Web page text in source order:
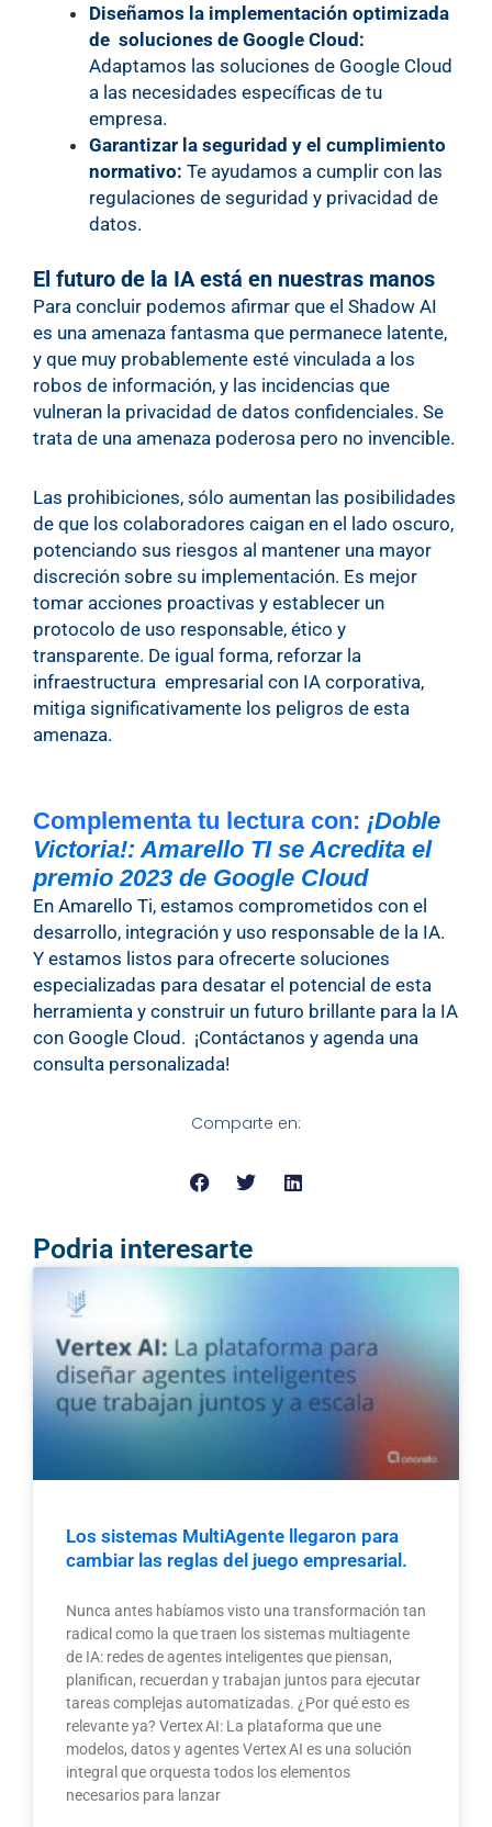
Diseñamos la implementación optimizada
de soluciones de Google Cloud:
Adaptamos las soluciones de Google Cloud
a las necesidades específicas de tu
empresa.
Garantizar la seguridad y el cumplimiento
normativo: Te ayudamos a cumplir con las
regulaciones de seguridad y privacidad de
datos.
El futuro de la IA está en nuestras manos
Para concluir podemos afirmar que el Shadow AI
es una amenaza fantasma que permanece latente,
y que muy probablemente esté vinculada a los
robos de información, y las incidencias que
vulneran la privacidad de datos confidenciales. Se
trata de una amenaza poderosa pero no invencible.
Las prohibiciones, sólo aumentan las posibilidades
de que los colaboradores caigan en el lado oscuro,
potenciando sus riesgos al mantener una mayor
discreción sobre su implementación. Es mejor
tomar acciones proactivas y establecer un
protocolo de uso responsable, ético y
transparente. De igual forma, reforzar la
infraestructura empresarial con IA corporativa,
mitiga significativamente los peligros de esta
amenaza.
Complementa tu lectura con: ¡Doble
Victoria!: Amarello TI se Acredita el
premio 2023 de Google Cloud
En Amarello Ti, estamos comprometidos con el
desarrollo, integración y uso responsable de la IA.
Y estamos listos para ofrecerte soluciones
especializadas para desatar el potencial de esta
herramienta y construir un futuro brillante para la IA
con Google Cloud. ¡Contáctanos y agenda una
consulta personalizada!
Comparte en:
Podria interesarte
Los sistemas MultiAgente llegaron para
cambiar las reglas del juego empresarial.
Nunca antes habíamos visto una transformación tan
radical como la que traen los sistemas multiagente
de IA: redes de agentes inteligentes que piensan,
planifican, recuerdan y trabajan juntos para ejecutar
tareas complejas automatizadas. ¿Por qué esto es
relevante ya? Vertex AI: La plataforma que une
modelos, datos y agentes Vertex AI es una solución
integral que orquesta todos los elementos
necesarios para lanzar